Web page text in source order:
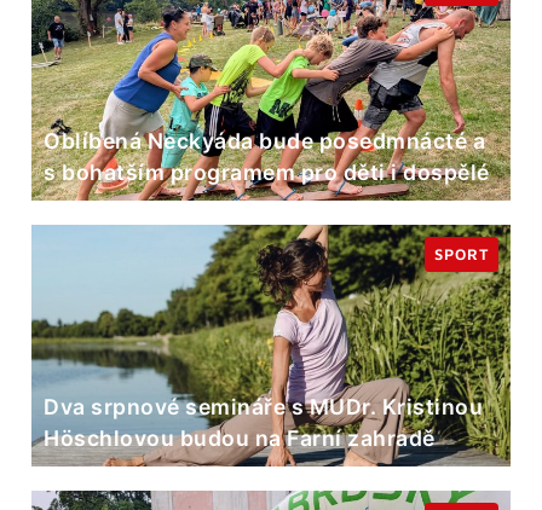
Oblíbená Neckyáda bude posedmnácté a
s bohatším programem pro děti i dospělé
Dva srpnové semináře s MUDr. Kristinou
Höschlovou budou na Farní zahradě
SPORT